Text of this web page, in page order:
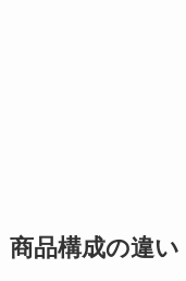
商品構成の違い